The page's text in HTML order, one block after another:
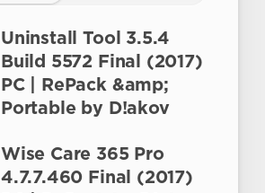
Uninstall Tool 3.5.4
Build 5572 Final (2017)
PC | RePack &amp;
Portable by D!akov
Wise Care 365 Pro
4.7.7.460 Final (2017)